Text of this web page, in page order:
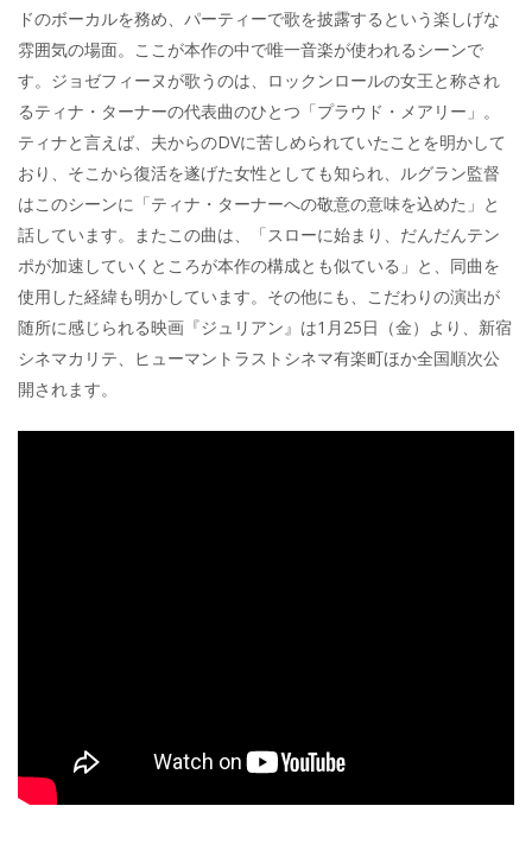
ドのボーカルを務め、パーティーで歌を披露するという楽しげな
雰囲気の場面。ここが本作の中で唯一音楽が使われるシーンで
す。ジョゼフィーヌが歌うのは、ロックンロールの女王と称され
るティナ・ターナーの代表曲のひとつ「プラウド・メアリー」。
ティナと言えば、夫からのDVに苦しめられていたことを明かして
おり、そこから復活を遂げた女性としても知られ、ルグラン監督
はこのシーンに「ティナ・ターナーへの敬意の意味を込めた」と
話しています。またこの曲は、「スローに始まり、だんだんテン
ポが加速していくところが本作の構成とも似ている」と、同曲を
使用した経緯も明かしています。その他にも、こだわりの演出が
随所に感じられる映画『ジュリアン』は1月25日（金）より、新宿
シネマカリテ、ヒューマントラストシネマ有楽町ほか全国順次公
開されます。